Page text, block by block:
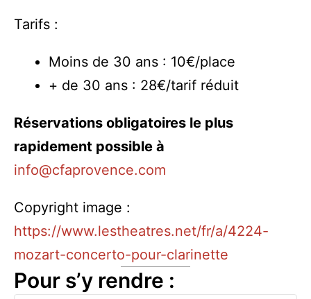
Tarifs :
Moins de 30 ans : 10€/place
+ de 30 ans : 28€/tarif réduit
Réservations obligatoires le plus
rapidement possible à
info@cfaprovence.com
Copyright image :
https://www.lestheatres.net/fr/a/4224-
mozart-concerto-pour-clarinette
Pour s’y rendre :